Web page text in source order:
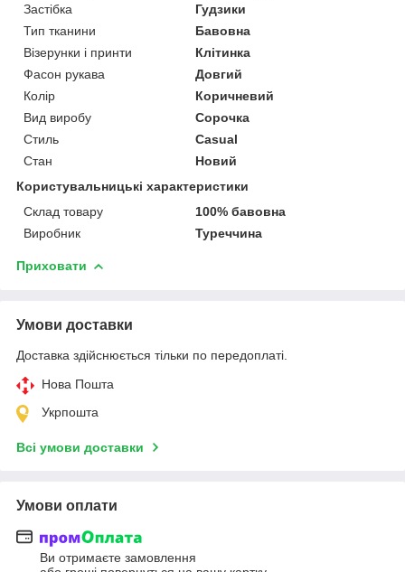
Застібка
Гудзики
Тип тканини
Бавовна
Візерунки і принти
Клітинка
Фасон рукава
Довгий
Колір
Коричневий
Вид виробу
Сорочка
Стиль
Casual
Стан
Новий
Користувальницькі характеристики
Склад товару
100% бавовна
Виробник
Туреччина
Приховати
Умови доставки
Доставка здійснюється тільки по передоплаті.
Нова Пошта
Укрпошта
Всі умови доставки
Умови оплати
Ви отримаєте замовлення